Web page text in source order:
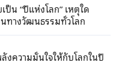
ป็น “ปีแห่งโลก” เหตุใด
ทางวัฒนธรรมทั่วโลก
งความมั่นใจให้กับโลกในปี